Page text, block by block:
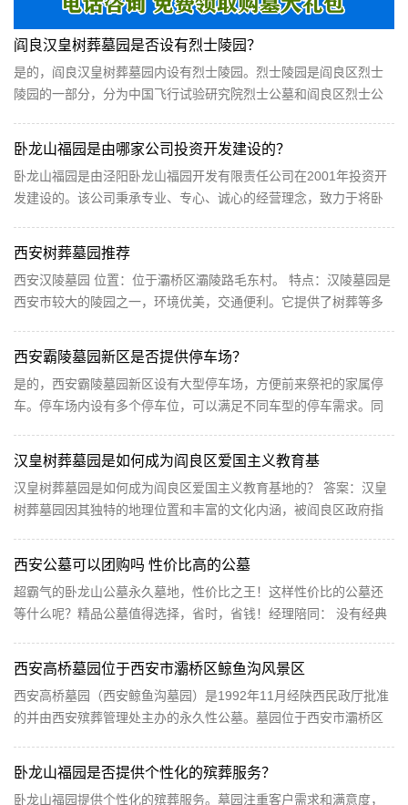
阎良汉皇树葬墓园是否设有烈士陵园？
是的，阎良汉皇树葬墓园内设有烈士陵园。烈士陵园是阎良区烈士
陵园的一部分，分为中国飞行试验研究院烈士公墓和阎良区烈士公
卧龙山福园是由哪家公司投资开发建设的？
卧龙山福园是由泾阳卧龙山福园开发有限责任公司在2001年投资开
发建设的。该公司秉承专业、专心、诚心的经营理念，致力于将卧
西安树葬墓园推荐
西安汉陵墓园 位置：位于灞桥区灞陵路毛东村。 特点：汉陵墓园是
西安市较大的陵园之一，环境优美，交通便利。它提供了树葬等多
西安霸陵墓园新区是否提供停车场？
是的，西安霸陵墓园新区设有大型停车场，方便前来祭祀的家属停
车。停车场内设有多个停车位，可以满足不同车型的停车需求。同
汉皇树葬墓园是如何成为阎良区爱国主义教育基
汉皇树葬墓园是如何成为阎良区爱国主义教育基地的？ 答案：汉皇
树葬墓园因其独特的地理位置和丰富的文化内涵，被阎良区政府指
西安公墓可以团购吗 性价比高的公墓
超霸气的卧龙山公墓永久墓地，性价比之王！这样性价比的公墓还
等什么呢？精品公墓值得选择，省时，省钱！经理陪同： 没有经典
动吗？心动了您可以随时联系我，经理陪同 我会尽我最大的努力为
您找...
西安高桥墓园位于西安市灞桥区鲸鱼沟风景区
西安高桥墓园（西安鲸鱼沟墓园）是1992年11月经陕西民政厅批准
的并由西安殡葬管理处主办的永久性公墓。墓园位于西安市灞桥区
高桥墓园交通便利，园区设有免费接送服务，也有公交车直达。祭
奠十分方...
卧龙山福园是否提供个性化的殡葬服务？
卧龙山福园提供个性化的殡葬服务。墓园注重客户需求和满意度，